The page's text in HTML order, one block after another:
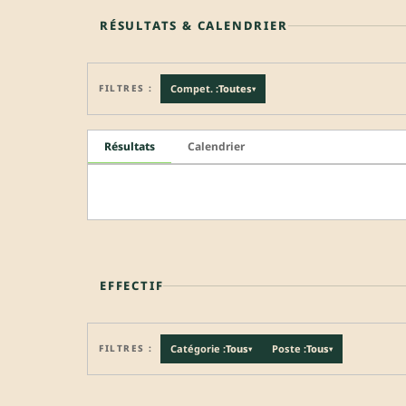
RÉSULTATS & CALENDRIER
FILTRES : Compet. :Toutes▾
Résultats Calendrier
EFFECTIF
FILTRES : Catégorie :Tous▾ Poste :Tous▾